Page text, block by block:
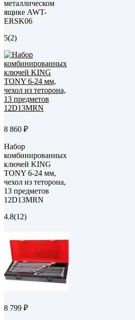
металлическом
ящике AWT-
ERSK06
5(2)
8 860 ₽
Набор
комбинированных
ключей KING
TONY 6-24 мм,
чехол из теторона,
13 предметов
12D13MRN
4.8(12)
8 799 ₽